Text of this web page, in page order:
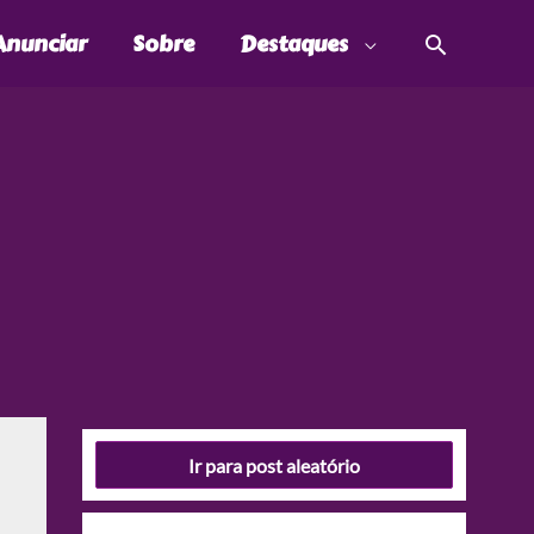
Sobre Destaques
Ir para post aleatório